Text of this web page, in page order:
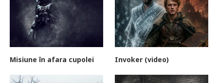
Misiune în afara cupolei Invoker (video)